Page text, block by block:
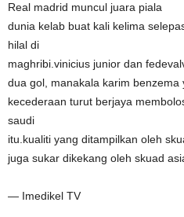
Real madrid muncul juara piala
dunia kelab buat kali kelima
hilal di
maghribi. vinicius junior dan
dua gol, manakala karim benzema
kecederaan turut berjaya
saudi
itu. kualiti yang ditampilkan oleh
juga sukar dikekang oleh skuad
— Imedikel TV